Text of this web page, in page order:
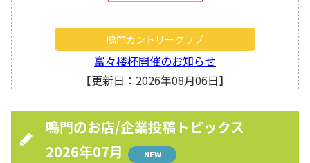
鳴門カントリークラブ
富々楼杯開催のお知らせ
【更新日：2026年08月06日】
鳴門のお店/企業投稿トピックス
2026年07月
NEW